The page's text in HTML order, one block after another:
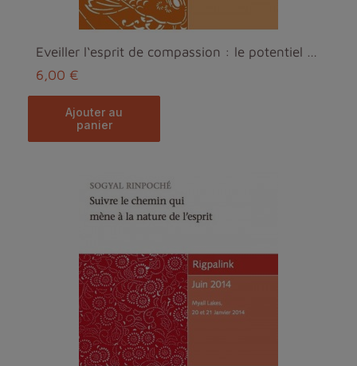
Eveiller l‘esprit de compassion : le potentiel hum...
6,00 €
ajouter au
panier